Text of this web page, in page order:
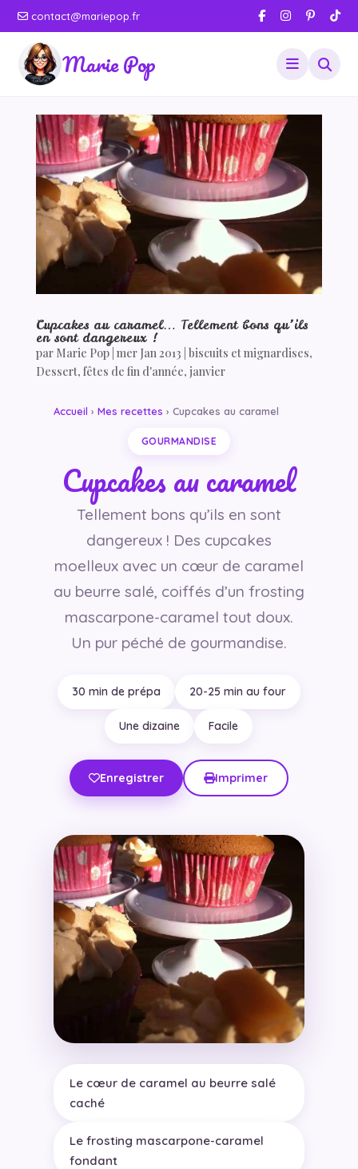
contact@mariepop.fr
Marie Pop
Cupcakes au caramel… Tellement bons qu’ils
en sont dangereux !
par Marie Pop| mer Jan 2013 biscuits et mignardises,
Dessert, fêtes de fin d'année, janvier
Accueil › Mes recettes › Cupcakes au caramel
GOURMANDISE
Cupcakes au caramel
Tellement bons qu’ils en sont
dangereux ! Des cupcakes
moelleux avec un cœur de caramel
au beurre salé, coiffés d’un frosting
mascarpone-caramel tout doux.
Un pur péché de gourmandise.
30 min de prépa 20-25 min au four
Une dizaine Facile
Enregistrer Imprimer
Le cœur de caramel au beurre salé
caché
Le frosting mascarpone-caramel
fondant